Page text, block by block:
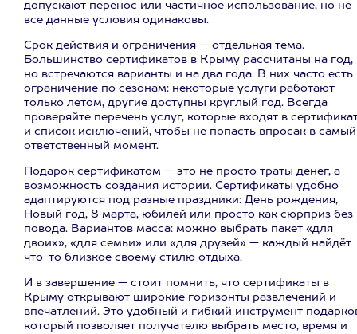
допускают перенос или частичное использование, но не
все данные условия одинаковы.
Срок действия и ограничения — отдельная тема.
Большинство сертификатов в Крыму рассчитаны на год,
но встречаются варианты и на два года. В них часто есть
ограничение по сезонам: некоторые услуги работают
только летом, другие доступны круглый год. Всегда
проверяйте перечень услуг, которые входят в
и список исключений, чтобы не попасть впросак в самый
ответственный момент.
Подарок сертификатом — это не просто траты денег, а
возможность создания истории. Сертификаты удобно
адаптируются под разные праздники: День рождения,
Новый год, 8 марта, юбилей или просто как сюрприз без
повода. Вариантов масса: можно выбрать пакет «для
двоих», «для семьи» или «для друзей» — каждый найдёт
что-то близкое своему стилю отдыха.
И в завершение — стоит помнить, что сертификаты в
Крыму открывают широкие горизонты развлечений и
впечатлений. Это удобный и гибкий инструмент
который позволяет получателю выбрать место, время и